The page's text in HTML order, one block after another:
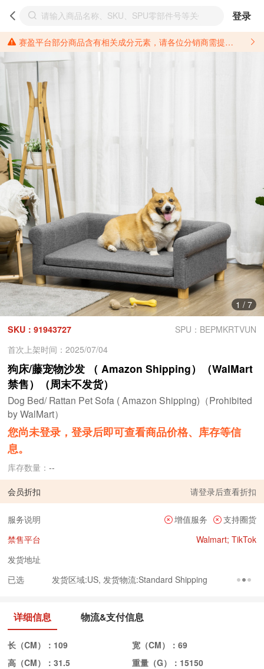
登录
赛盈平台部分商品含有相关成分元素，请各位分销商需提前了解产品材质情况，并针对其做好相关的风险把控，以免造成不必要的损失。 *美国加州65法案进一步规定了对于仅包含致癌物质，仅包含致生殖毒性物质，同时包含致癌物质和致生殖毒性物质，亦或是包含某一物质即为致癌物质又为致生殖毒性物质的产品的警示标语要求。 *新法案提供的警示标语修订并不是强制实施的，其只是避免昂贵诉讼的一种有效的方法。只要企业在保证其使用的另外的警示标语是“清晰和合理”并符合加州65法案要求的，那也是可以被接受的。*请充分了解第三方销售平台对商品上架规要求，并根据对应平台规则调整相关商品信息后进行上架，以免造成您不必要损失。 汽配产品上架注意事项： 不同第三方平台对于适配车型等信息的填写要求各有不同。例如：亚马逊明确禁止在产品标题、卖点和描述中直接使用适配车型的年份、品牌和型号信息；请您仔细研究并熟悉所销售平台关于汽配产品上架销售的具体规则，如果因上架的汽配产品信息填写不符合所销售平台要求，产生违规/侵权等问题所造成的损失需您自行承担。
1 / 7
SKU：91943727
SPU：BEPMKRTVUN
首次上架时间：2025/07/04
狗床/藤宠物沙发 （ Amazon Shipping）（WalMart
禁售）（周末不发货）
Dog Bed/ Rattan Pet Sofa ( Amazon Shipping)（Prohibited
by WalMart）
您尚未登录，登录后即可查看商品价格、库存等信
息。
库存数量：--
会员折扣 请登录后查看折扣
服务说明 增值服务
支持圈货
禁售平台
Walmart; TikTok
发货地址
已选
发货区域:US, 发货物流:Standard Shipping
详细信息 物流&支付信息
长（CM）： 109 宽（CM）： 69
高（CM）：31.5 重量（G）： 15150